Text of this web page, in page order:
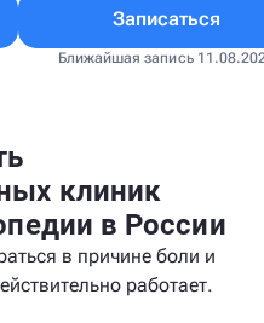
Записаться
Ближайшая запись
клиник
в России
в причине боли и
работает.